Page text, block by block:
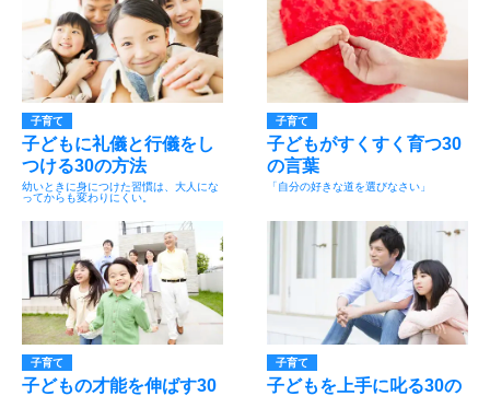
子育て
子どもに礼儀と行儀をし
つける30の方法
幼いときに身につけた習慣は、大人にな
ってからも変わりにくい。
子育て
子どもがすくすく育つ30
の言葉
「自分の好きな道を選びなさい」
子育て
子どもの才能を伸ばす30
子育て
子どもを上手に叱る30の